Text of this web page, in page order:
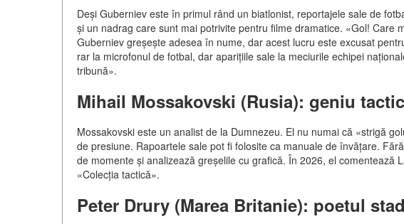
Deși Guberniev este în primul rând un biatlonist, reportajele sale de
și un nadrag care sunt mai potrivite pentru filme dramatice. «Gol! Care
Guberniev greșește adesea în nume, dar acest lucru este excusat
rar la microfonul de fotbal, dar aparițiile sale la meciurile echipei
tribună».
Mihail Mossakovski (Rusia): geniu tactic
Mossakovski este un analist de la Dumnezeu. El nu numai că «strigă
de presiune. Rapoartele sale pot fi folosite ca manuale de învățare.
de momente și analizează greșelile cu grafică. În 2026, el comentează
«Colecția tactică».
Peter Drury (Marea Britanie): poetul